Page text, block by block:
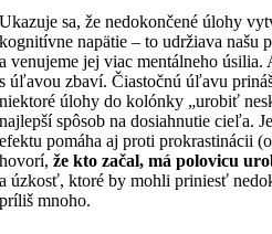
Ukazuje sa, že nedokončené úlohy
kognitívne napätie – to udržiava našu
a venujeme jej viac mentálneho
s úľavou zbaví. Čiastočnú úľavu
niektoré úlohy do kolónky „urobiť
najlepší spôsob na dosiahnutie cieľa.
efektu pomáha aj proti prokrastinácii
hovorí,že kto začal, má polovicu
a úzkosť, ktoré by mohli priniesť
príliš mnoho.